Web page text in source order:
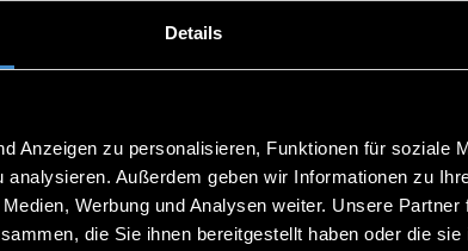
Details
Anzeigen zu personalisieren, Funktionen für soziale
Außerdem geben wir Informationen zu
Werbung und Analysen weiter. Unsere Partner
die Sie ihnen bereitgestellt haben oder die